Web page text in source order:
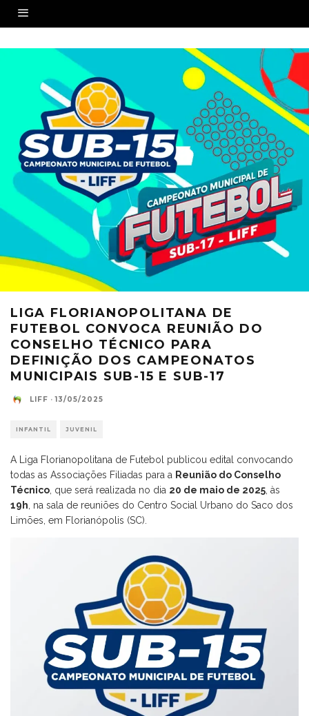
LIGA FLORIANOPOLITANA DE
FUTEBOL CONVOCA REUNIÃO DO
CONSELHO TÉCNICO PARA
DEFINIÇÃO DOS CAMPEONATOS
MUNICIPAIS SUB-15 E SUB-17
LIFF · 13/05/2025
INFANTIL JUVENIL
A Liga Florianopolitana de Futebol publicou edital convocando
todas as Associações Filiadas para a Reunião do Conselho
Técnico , que será realizada no dia 20 de maio de 2025 , às
19h , na sala de reuniões do Centro Social Urbano do Saco dos
Limões, em Florianópolis (SC).